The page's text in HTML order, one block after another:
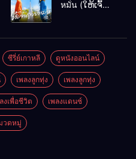
หมั่น (ໃຫ້ເຈົ້າ
ซีรี่ย์เกาหลี ดูหนังออนไลน์
เพลงลูกทุ่ง เพลงลูกทุ่ง
งเพื่อชีวิต เพลงแดนซ์
วดหมู่